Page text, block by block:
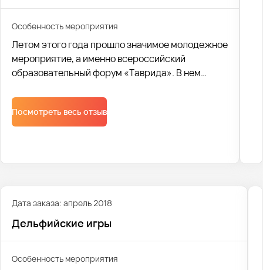
Особенность мероприятия
Летом этого года прошло значимое молодежное
мероприятие, а именно всероссийский
образовательный форум «Таврида». В нем
городов.
Посмотреть весь отзыв
Дата заказа: апрель 2018
Дельфийские игры
Особенность мероприятия